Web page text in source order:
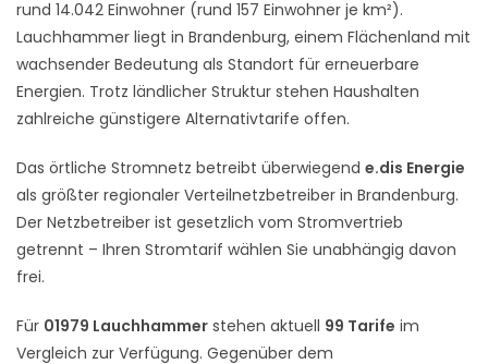
rund 14.042 Einwohner (rund 157 Einwohner je km²).
Lauchhammer liegt in Brandenburg, einem Flächenland mit
wachsender Bedeutung als Standort für erneuerbare
Energien. Trotz ländlicher Struktur stehen Haushalten
zahlreiche günstigere Alternativtarife offen.
Das örtliche Stromnetz betreibt überwiegend e.dis Energie
als größter regionaler Verteilnetzbetreiber in Brandenburg.
Der Netzbetreiber ist gesetzlich vom Stromvertrieb
getrennt – Ihren Stromtarif wählen Sie unabhängig davon
frei.
Für 01979 Lauchhammer stehen aktuell 99 Tarife im
Vergleich zur Verfügung. Gegenüber dem